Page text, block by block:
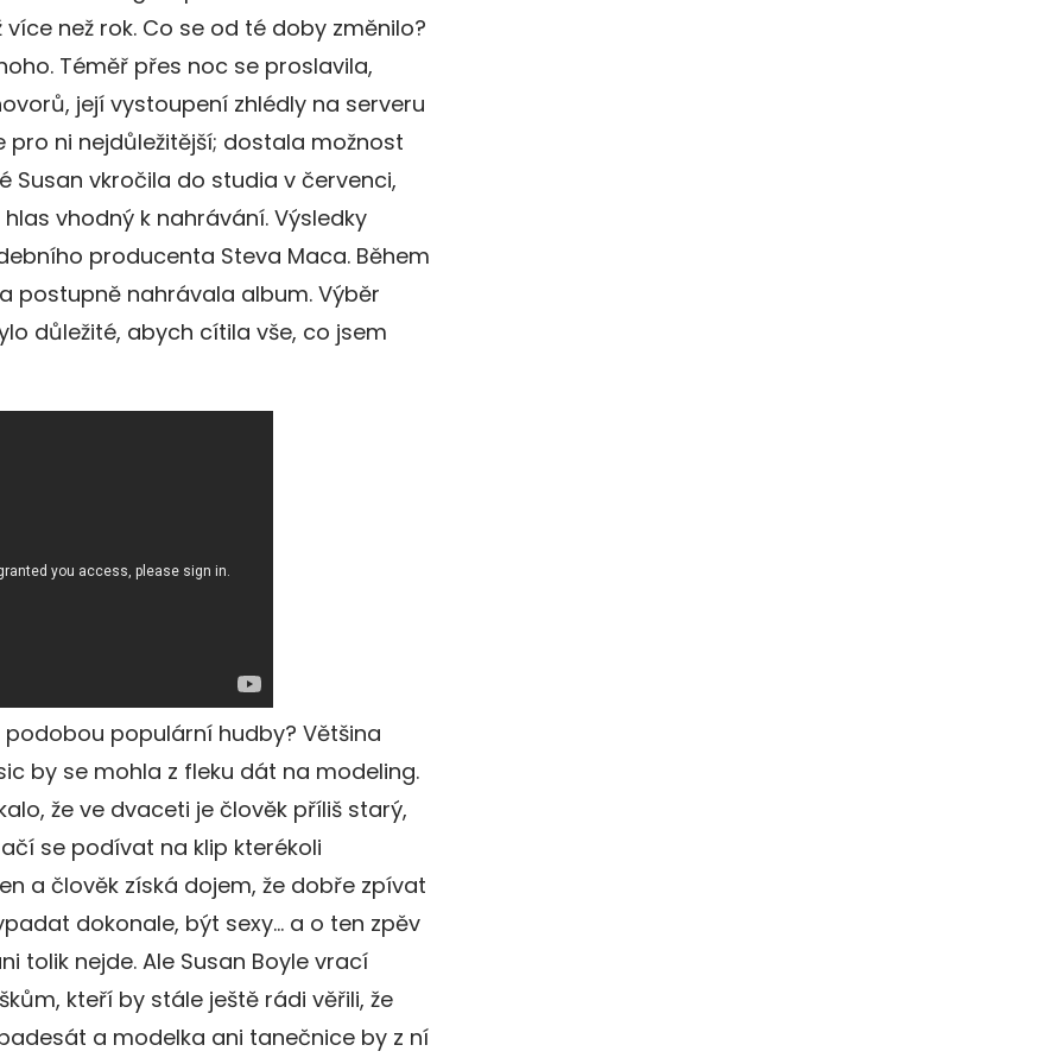
více než rok. Co se od té doby změnilo?
Téměř přes noc se proslavila,
její vystoupení zhlédly na serveru
pro ni nejdůležitější; dostala možnost
Susan vkročila do studia v červenci,
vhodný k nahrávání. Výsledky
producenta Steva Maca. Během
postupně nahrávala album. Výběr
důležité, abych cítila vše, co jsem
populární hudby? Většina
by se mohla z fleku dát na modeling.
že ve dvaceti je člověk příliš starý,
se podívat na klip kterékoli
a člověk získá dojem, že dobře zpívat
dokonale, být sexy… a o ten zpěv
tolik nejde. Ale Susan Boyle vrací
kteří by stále ještě rádi věřili, že
a modelka ani tanečnice by z ní